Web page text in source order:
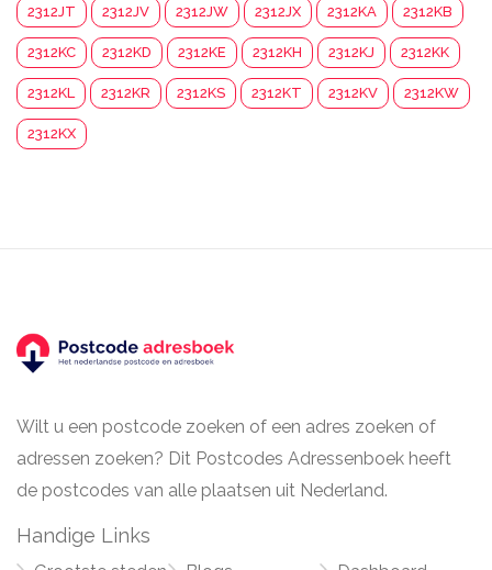
2312JT 2312JV 2312JW 2312JX 2312KA 2312KB
2312KC 2312KD 2312KE 2312KH 2312KJ 2312KK
2312KL 2312KR 2312KS 2312KT 2312KV 2312KW
2312KX
Wilt u een postcode zoeken of een adres zoeken of
adressen zoeken? Dit Postcodes Adressenboek heeft
de postcodes van alle plaatsen uit Nederland.
Handige Links